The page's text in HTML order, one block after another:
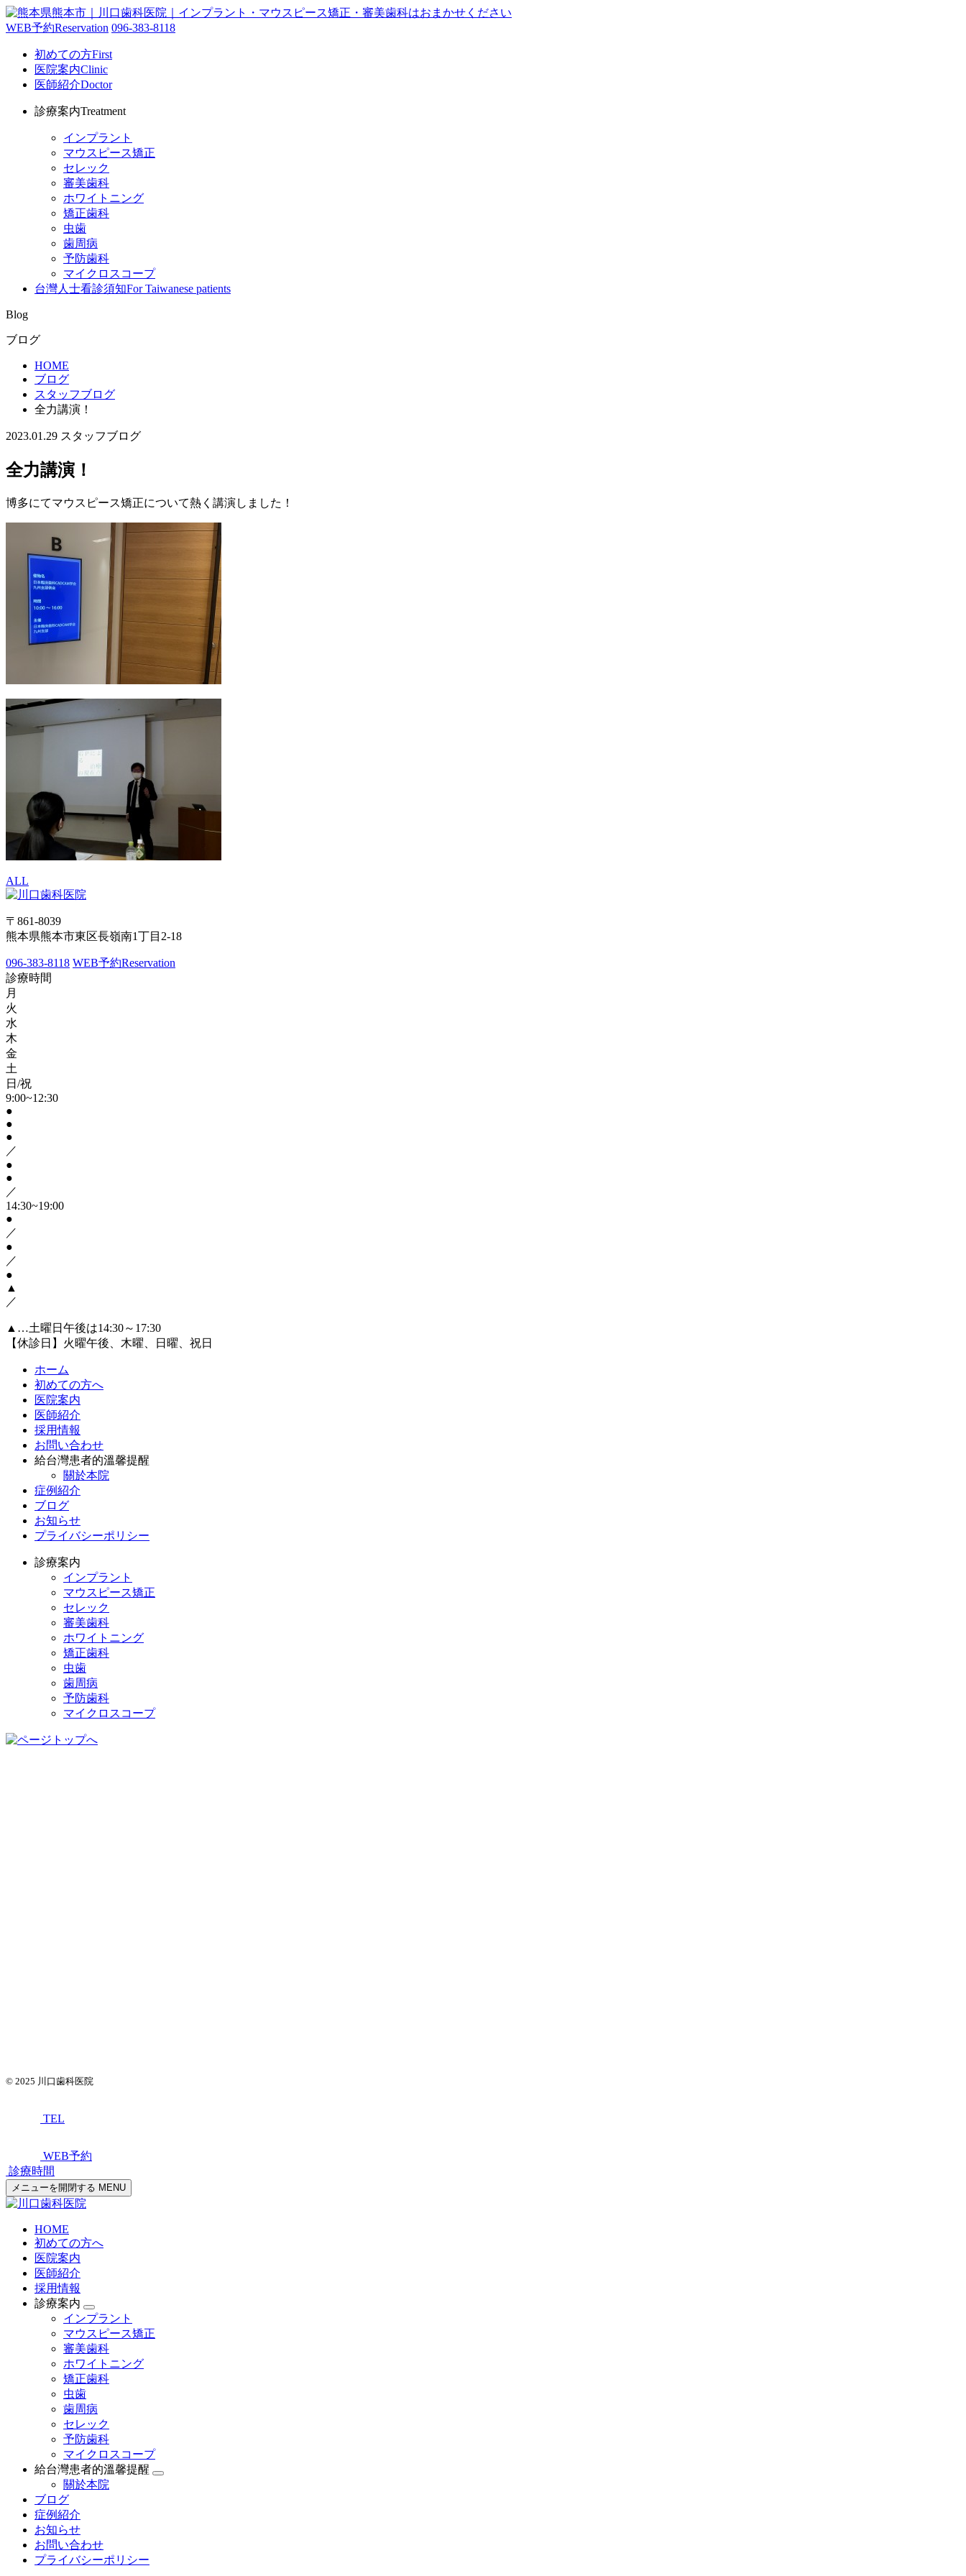
WEB予約Reservation 096-383-8118
初めての方First
医院案内Clinic
医師紹介Doctor
診療案内Treatment
インプラント
マウスピース矯正
セレック
審美歯科
ホワイトニング
矯正歯科
虫歯
歯周病
予防歯科
マイクロスコープ
台灣人士看診須知For Taiwanese patients
Blog
ブログ
HOME
ブログ
スタッフブログ
全力講演！
2023.01.29 スタッフブログ
全力講演！
博多にてマウスピース矯正について熱く講演しました！
ALL
〒861-8039
熊本県熊本市東区長嶺南1丁目2-18
096-383-8118 WEB予約Reservation
診療時間
月
火
水
木
金
土
日/祝
9:00~12:30
●
●
●
／
●
●
／
14:30~19:00
●
／
●
／
●
▲
／
▲…土曜日午後は14:30～17:30
【休診日】火曜午後、木曜、日曜、祝日
ホーム
初めての方へ
医院案内
医師紹介
採用情報
お問い合わせ
給台灣患者的溫馨提醒
關於本院
症例紹介
ブログ
お知らせ
プライバシーポリシー
診療案内
インプラント
マウスピース矯正
セレック
審美歯科
ホワイトニング
矯正歯科
虫歯
歯周病
予防歯科
マイクロスコープ
© 2025 川口歯科医院
TEL
WEB予約
診療時間
メニューを開閉する MENU
HOME
初めての方へ
医院案内
医師紹介
採用情報
診療案内
インプラント
マウスピース矯正
審美歯科
ホワイトニング
矯正歯科
虫歯
歯周病
セレック
予防歯科
マイクロスコープ
給台灣患者的溫馨提醒
關於本院
ブログ
症例紹介
お知らせ
お問い合わせ
プライバシーポリシー